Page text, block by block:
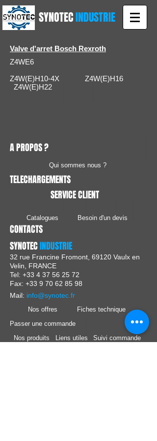
SYNOTECINDUSTRIE
Valve d'arret Bosch Rexroth
Z4WE6
Z4W(E)H10-4X Z4W(E)H16
Z4W(E)H22
A PROPOS ?
Qui sommes nous ?
TELECHARGEMENTS
SERVICE CLIENT
Catalogues Besoin d'un devis
CONTACTS
SYNOTECINDUSTRIE
32 rue Francine Fromont, 69120 Vaulx en
Velin, FRANCE
Tel: +33 4 37 56 25 72
Fax: +33 9 70 62 85 98
Mail: info@synotec.fr
Nos offres
Fiches technique
Passer une commande
Nos produits
Liens utiles Suivi commande